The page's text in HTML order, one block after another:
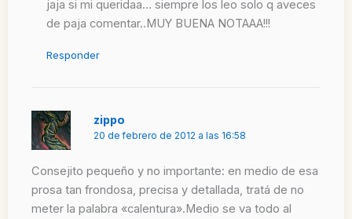
jaja si mi queridaa… siempre los leo solo q aveces
de paja comentar..MUY BUENA NOTAAA!!!
Responder
zippo
20 de febrero de 2012 a las 16:58
Consejito pequeño y no importante: en medio de esa
prosa tan frondosa, precisa y detallada, tratá de no
meter la palabra «calentura».Medio se va todo al